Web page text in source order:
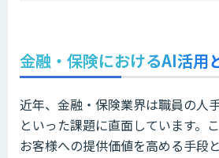
金融・保険におけるAI活用
近年、金融・保険業界は職員の人
といった課題に直面しています。
お客様への提供価値を高める手段